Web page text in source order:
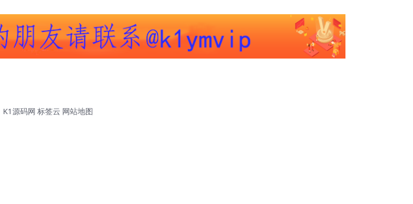
K1源码网 标签云 网站地图